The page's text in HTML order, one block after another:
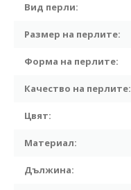
Вид перли:
Размер на перлите:
Форма на перлите:
Качество на перлите:
Цвят:
Материал:
Дължина: